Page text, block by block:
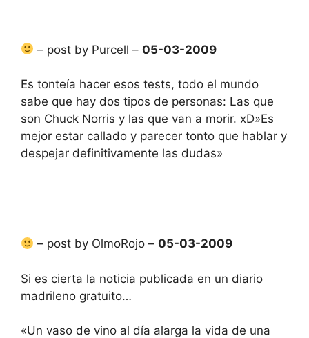
– post by Purcell –05-03-2009
Es tonteía hacer esos tests, todo el mundo
sabe que hay dos tipos de personas: Las que
son Chuck Norris y las que van a morir. xD»Es
mejor estar callado y parecer tonto que hablar y
despejar definitivamente las dudas»
– post by OlmoRojo –05-03-2009
Si es cierta la noticia publicada en un diario
madrileno gratuito…
«Un vaso de vino al día alarga la vida de una